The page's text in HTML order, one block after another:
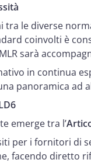
tra le diverse
coinvolti è
sarà
in continua
panoramica ad
emerge tra l’
per i fornitori di
facendo diretto